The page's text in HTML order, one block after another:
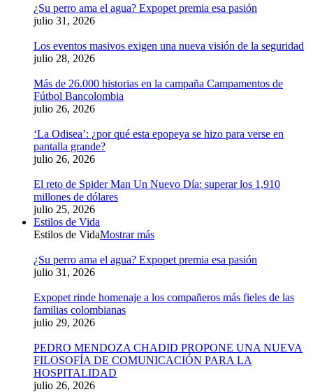
¿Su perro ama el agua? Expopet premia esa pasión
julio 31, 2026
Los eventos masivos exigen una nueva visión de la seguridad
julio 28, 2026
Más de 26.000 historias en la campaña Campamentos de
Fútbol Bancolombia
julio 26, 2026
‘La Odisea’: ¿por qué esta epopeya se hizo para verse en
pantalla grande?
julio 26, 2026
El reto de Spider Man Un Nuevo Día: superar los 1,910
millones de dólares
julio 25, 2026
Estilos de Vida
Estilos de VidaMostrar más
¿Su perro ama el agua? Expopet premia esa pasión
julio 31, 2026
Expopet rinde homenaje a los compañeros más fieles de las
familias colombianas
julio 29, 2026
PEDRO MENDOZA CHADID PROPONE UNA NUEVA
FILOSOFÍA DE COMUNICACIÓN PARA LA
HOSPITALIDAD
julio 26, 2026